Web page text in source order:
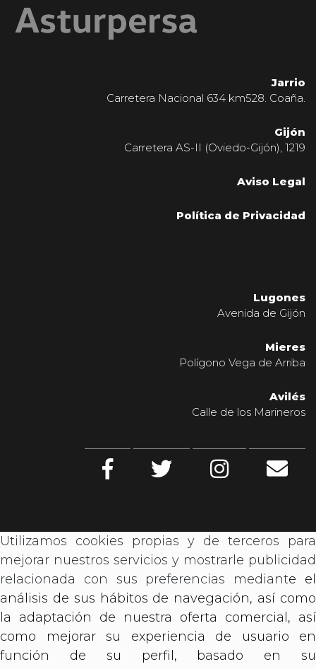
Jarrio
Carretera Nacional 634 km528. Coaña.
Gijón
Carretera AS-II (Oviedo-Gijón), 1219
Aviso Legal
Política de Privacidad
Lugones
Avenida de Gijón
Mieres
Polígono Vega de Arriba
Avilés
Calle de los Marineros
Utilizamos cookies propias y de terceros para
mejorar nuestros servicios y mostrarle publicidad
relacionada con sus preferencias mediante el
análisis de sus hábitos de navegación, así como
la adaptación de nuestra oferta comercial, así
como mejorar su experiencia de usuario en
función de su perfil, basado en su